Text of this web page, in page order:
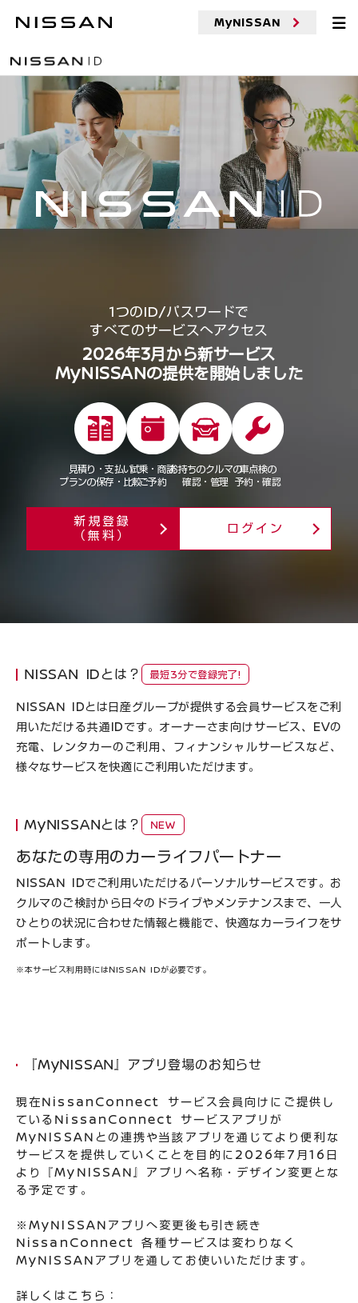
MyNISSAN
1つのID/パスワードで
すべてのサービスへアクセス
2026年3月から新サービス
MyNISSANの提供を開始しました
見積り・支払い
プランの保存・比較
試乗・商談
ご予約
お持ちのクルマの
確認・管理
車点検の
予約・確認
新規登録
（無料）
ログイン
NISSAN IDとは？ 最短3分で登録完了!
NISSAN IDとは日産グループが提供する会員サービスをご利
用いただける共通IDです。オーナーさま向けサービス、EVの
充電、レンタカーのご利用、フィナンシャルサービスなど、
様々なサービスを快適にご利用いただけます。
MyNISSANとは？ NEW
あなたの専用のカーライフパートナー
NISSAN IDでご利用いただけるパーソナルサービスです。お
クルマのご検討から日々のドライブやメンテナンスまで、一人
ひとりの状況に合わせた情報と機能で、快適なカーライフをサ
ポートします。
※本サービス利用時にはNISSAN IDが必要です。
『MyNISSAN』アプリ登場のお知らせ
現在NissanConnect サービス会員向けにご提供し
ているNissanConnect サービスアプリが
MyNISSANとの連携や当該アプリを通じてより便利な
サービスを提供していくことを目的に2026年7月16日
より『MyNISSAN』アプリへ名称・デザイン変更とな
る予定です。
※MyNISSANアプリへ変更後も引き続き
NissanConnect 各種サービスは変わりなく
MyNISSANアプリを通してお使いいただけます。
詳しくはこちら：